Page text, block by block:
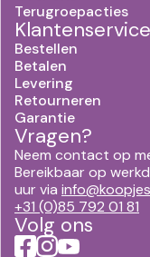
Terugroepacties
Klantenservice
Bestellen
Betalen
Levering
Retourneren
Garantie
Vragen?
Neem contact op
Bereikbaar op
uur via
+31 (0)85 792 01 81
Volg ons